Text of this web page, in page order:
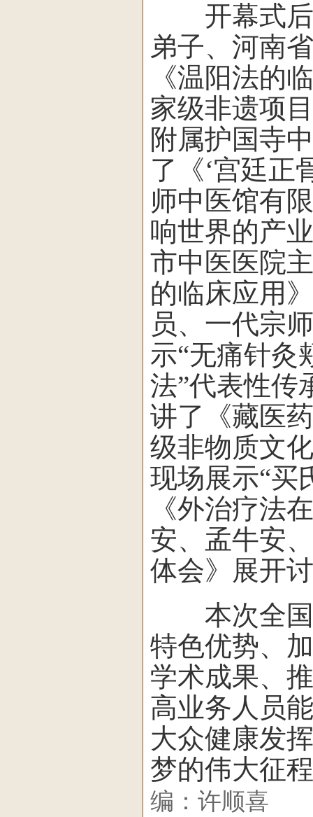
开幕式后
弟子、河南
《温阳法的
家级非遗项
附属护国寺
了《‘宫廷正
师中医馆有
响世界的产
市中医医院
的临床应用
员、一代宗
示“无痛针灸
法”代表性传
讲了《藏医
级非物质文
现场展示“买
《外治疗法
安、孟牛安
体会》展开
本次全国
特色优势、
学术成果、
高业务人员
大众健康发
梦的伟大征
编：许顺喜